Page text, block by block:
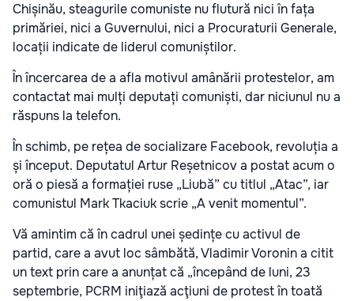
Chișinău, steagurile comuniste nu flutură nici în fața
primăriei, nici a Guvernului, nici a Procuraturii Generale,
locații indicate de liderul comuniștilor.
În încercarea de a afla motivul amânării protestelor, am
contactat mai mulți deputați comuniști, dar niciunul nu a
răspuns la telefon.
În schimb, pe rețea de socializare Facebook, revoluția a
și început. Deputatul Artur Reșetnicov a postat acum o
oră o piesă a formației ruse „Liubă” cu titlul „Atac”, iar
comunistul Mark Tkaciuk scrie „A venit momentul”.
Vă amintim că în cadrul unei ședințe cu activul de
partid, care a avut loc sâmbătă, Vladimir Voronin a citit
un text prin care a anunțat că „începând de luni, 23
septembrie, PCRM iniţiază acţiuni de protest în toată